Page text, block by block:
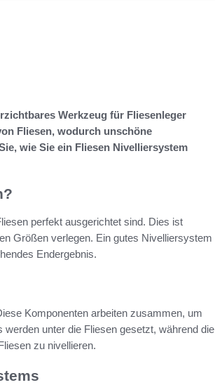
Werkzeug für Fliesenleger
Fliesen, wodurch unschöne
wie Sie ein Fliesen Nivelliersystem
perfekt ausgerichtet sind. Dies ist
Größen verlegen. Ein gutes Nivelliersystem
Endergebnis.
Komponenten arbeiten zusammen, um
unter die Fliesen gesetzt, während die
zu nivellieren.